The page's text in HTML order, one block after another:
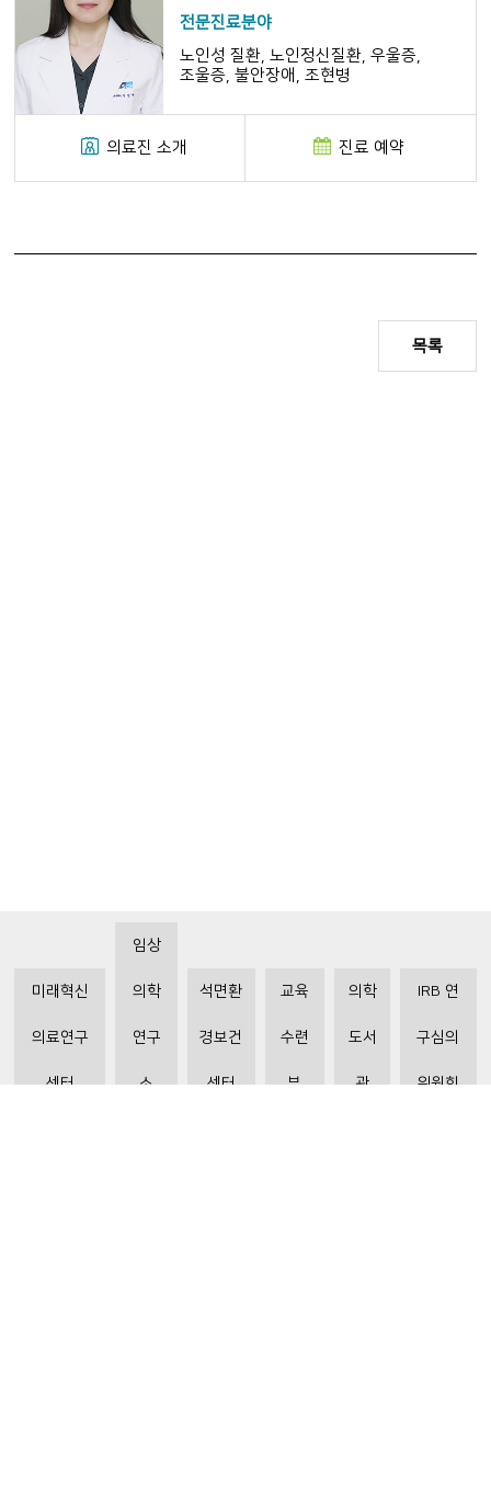
전문진료분야
노인성 질환, 노인정신질환, 우울증,
조울증, 불안장애, 조현병
의료진 소개 진료 예약
목록
미래혁신
의료연구
센터
임상
의학
연구
소
석면환
경보건
센터
교육
수련
부
의학
도서
관
IRB 연
구심의
위원회